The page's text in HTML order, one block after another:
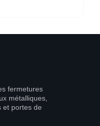
fermetures
métalliques,
et portes de